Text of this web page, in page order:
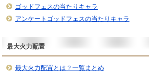
ゴッドフェスの当たりキャラ
アンケートゴッドフェスの当たりキャラ
最大火力配置
最大火力配置とは？一覧まとめ